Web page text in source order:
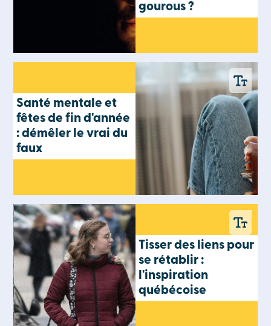
gourous ?
Santé mentale et
fêtes de fin d'année
: démêler le vrai du
faux
Tisser des liens pour
se rétablir :
l'inspiration
québécoise